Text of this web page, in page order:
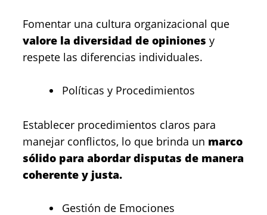
Fomentar una cultura organizacional que
valore la diversidad de opiniones y
respete las diferencias individuales.
Políticas y Procedimientos
Establecer procedimientos claros para
manejar conflictos, lo que brinda un marco
sólido para abordar disputas de manera
coherente y justa.
Gestión de Emociones